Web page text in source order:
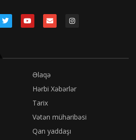
Əlaqə
Hərbi Xəbərlər
Tarix
Vətən müharibəsi
Qan yaddaşı